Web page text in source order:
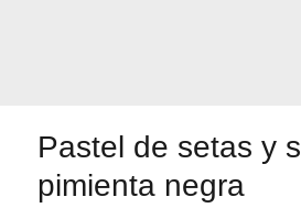
irresistibles
Los más
Pastel de setas y
pimienta negra